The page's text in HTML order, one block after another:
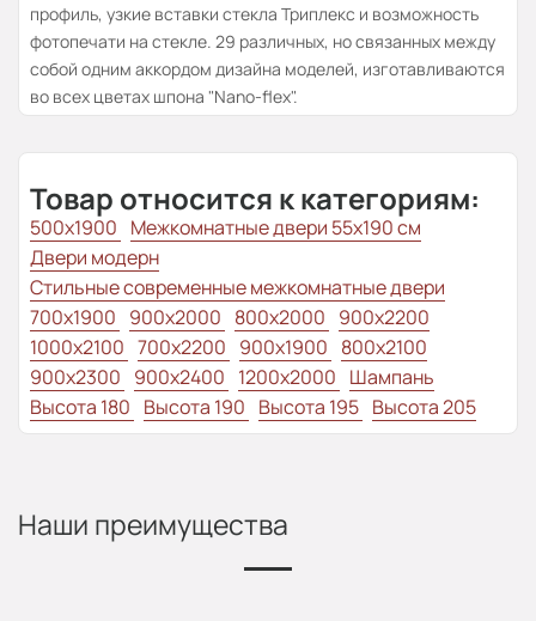
профиль, узкие вставки стекла Триплекс и возможность
фотопечати на стекле. 29 различных, но связанных между
собой одним аккордом дизайна моделей, изготавливаются
во всех цветах шпона "Nano-flex".
Товар относится к категориям:
500x1900 Межкомнатные двери 55х190 см
Двери модерн
Стильные современные межкомнатные двери
700x1900 900x2000 800x2000 900x2200
1000x2100 700x2200 900x1900 800x2100
900x2300 900x2400 1200x2000 Шампань
Высота 180 Высота 190 Высота 195 Высота 205
Наши преимущества